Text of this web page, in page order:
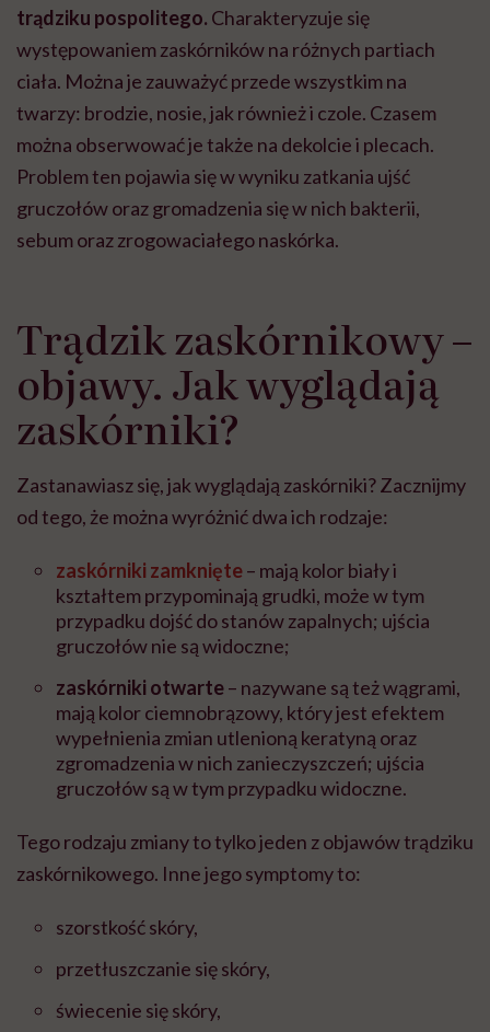
trądziku pospolitego. Charakteryzuje się
występowaniem zaskórników na różnych partiach
ciała. Można je zauważyć przede wszystkim na
twarzy: brodzie, nosie, jak również i czole. Czasem
można obserwować je także na dekolcie i plecach.
Problem ten pojawia się w wyniku zatkania ujść
gruczołów oraz gromadzenia się w nich bakterii,
sebum oraz zrogowaciałego naskórka.
Trądzik zaskórnikowy –
objawy. Jak wyglądają
zaskórniki?
Zastanawiasz się, jak wyglądają zaskórniki? Zacznijmy
od tego, że można wyróżnić dwa ich rodzaje:
zaskórniki zamknięte– mają kolor biały i
kształtem przypominają grudki, może w tym
przypadku dojść do stanów zapalnych; ujścia
gruczołów nie są widoczne;
zaskórniki otwarte– nazywane są też wągrami,
mają kolor ciemnobrązowy, który jest efektem
wypełnienia zmian utlenioną keratyną oraz
zgromadzenia w nich zanieczyszczeń; ujścia
gruczołów są w tym przypadku widoczne.
Tego rodzaju zmiany to tylko jeden z objawów trądziku
zaskórnikowego. Inne jego symptomy to:
szorstkość skóry,
przetłuszczanie się skóry,
świecenie się skóry,